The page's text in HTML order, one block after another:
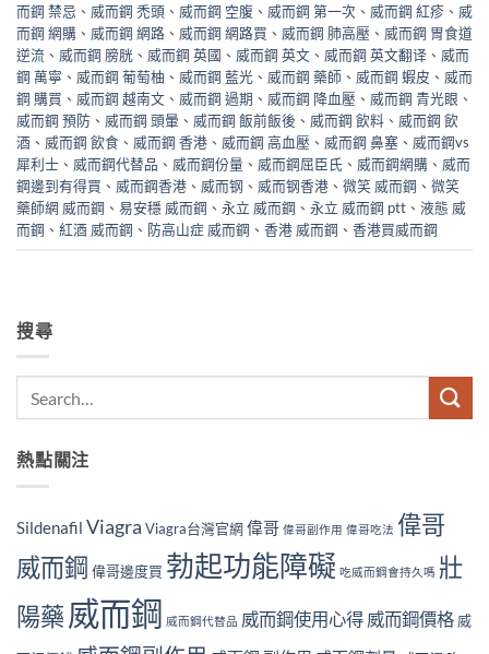
而鋼 禁忌 、 威而鋼 禿頭 、 威而鋼 空腹 、 威而鋼 第一次 、 威而鋼 紅疹 、 威
而鋼 網購 、 威而鋼 網路 、 威而鋼 網路買 、 威而鋼 肺高壓 、 威而鋼 胃食道
逆流 、 威而鋼 膀胱 、 威而鋼 英國 、 威而鋼 英文 、 威而鋼 英文翻译 、 威而
鋼 萬寧 、 威而鋼 葡萄柚 、 威而鋼 藍光 、 威而鋼 藥師 、 威而鋼 蝦皮 、 威而
鋼 購買 、 威而鋼 越南文 、 威而鋼 過期 、 威而鋼 降血壓 、 威而鋼 青光眼 、
威而鋼 預防 、 威而鋼 頭暈 、 威而鋼 飯前飯後 、 威而鋼 飲料 、 威而鋼 飲
酒 、 威而鋼 飲食 、 威而鋼 香港 、 威而鋼 高血壓 、 威而鋼 鼻塞 、 威而鋼vs
犀利士 、 威而鋼代替品 、 威而鋼份量 、 威而鋼屈臣氏 、 威而鋼網購 、 威而
鋼邊到有得買 、 威而鋼香港 、 威而钢 、 威而钢香港 、 微笑 威而鋼 、 微笑
藥師網 威而鋼 、 易安穩 威而鋼 、 永立 威而鋼 、 永立 威而鋼 ptt 、 液態 威
而鋼 、 紅酒 威而鋼 、 防高山症 威而鋼 、 香港 威而鋼 、 香港買威而鋼
搜尋
熱點關注
Sildenafil Viagra Viagra台灣官網偉哥 偉哥副作用 偉哥吃法 偉哥
威而鋼 偉哥邊度買 勃起功能障礙 吃威而鋼會持久嗎 壯
陽藥 威而鋼 威而鋼代替品 威而鋼使用心得 威而鋼價格 威